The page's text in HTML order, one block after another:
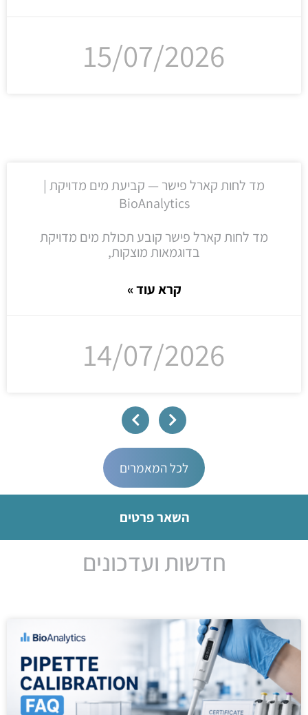
15/07/2026
מד לחות קארל פישר — קביעת מים מדויקת |
BioAnalytics
מד לחות קארל פישר קובע תכולת מים מדויקת
בדוגמאות מוצקות,
קרא עוד »
14/07/2026
לכל המאמרים
השאר פרטים
חדשות ועדכונים